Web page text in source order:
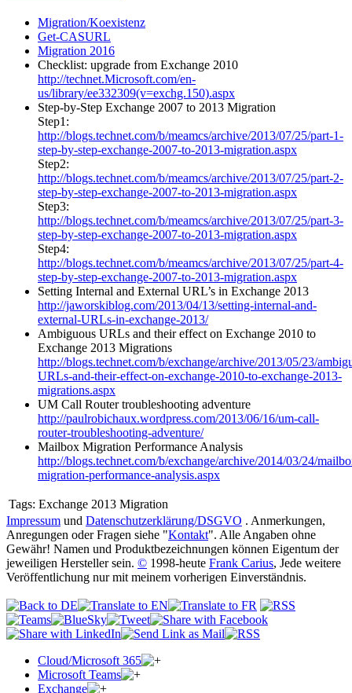
Migration/Koexistenz
Get-CASURL
Migration 2016
Checklist: upgrade from Exchange 2010
http://technet.Microsoft.com/en-
us/library/ee332309(v=exchg.150).aspx
Step-by-Step Exchange 2007 to 2013 Migration
Step1:
http://blogs.technet.com/b/meamcs/archive/2013/07/25/part-1-
step-by-step-exchange-2007-to-2013-migration.aspx
Step2:
http://blogs.technet.com/b/meamcs/archive/2013/07/25/part-2-
step-by-step-exchange-2007-to-2013-migration.aspx
Step3:
http://blogs.technet.com/b/meamcs/archive/2013/07/25/part-3-
step-by-step-exchange-2007-to-2013-migration.aspx
Step4:
http://blogs.technet.com/b/meamcs/archive/2013/07/25/part-4-
step-by-step-exchange-2007-to-2013-migration.aspx
Setting Internal and External URL’s in Exchange 2013
http://jaworskiblog.com/2013/04/13/setting-internal-and-
external-URLs-in-exchange-2013/
Ambiguous URLs and their effect on Exchange 2010 to
Exchange 2013 Migrations
http://blogs.technet.com/b/exchange/archive/2013/05/23/
URLs-and-their-effect-on-exchange-2010-to-exchange-2013-
migrations.aspx
UM Call Router troubleshooting adventure
http://paulrobichaux.wordpress.com/2013/06/16/um-call-
router-troubleshooting-adventure/
Mailbox Migration Performance Analysis
http://blogs.technet.com/b/exchange/archive/2014/03/24/
migration-performance-analysis.aspx
Tags: Exchange 2013 Migration
Impressum und Datenschutzerklärung/DSGVO . Anmerkungen,
Anregungen oder Fragen siehe "Kontakt". Alle Angaben ohne
Gewähr! Namen und Produktbezeichnungen können Eigentum der
jeweiligen Hersteller sein. © 1998-heute Frank Carius, Jede weitere
Veröffentlichung nur mit meinem vorherigen Einverständnis.
Cloud/Microsoft 365
Microsoft Teams
Exchange